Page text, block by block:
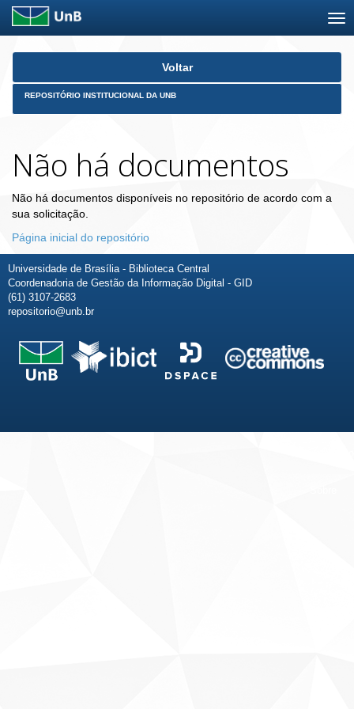
Skip
Voltar
REPOSITÓRIO INSTITUCIONAL DA UNB
Não há documentos
Não há documentos disponíveis no repositório de acordo com a
sua solicitação.
Página inicial do repositório
Universidade de Brasília - Biblioteca Central
Coordenadoria de Gestão da Informação Digital - GID
(61) 3107-2683
repositorio@unb.br